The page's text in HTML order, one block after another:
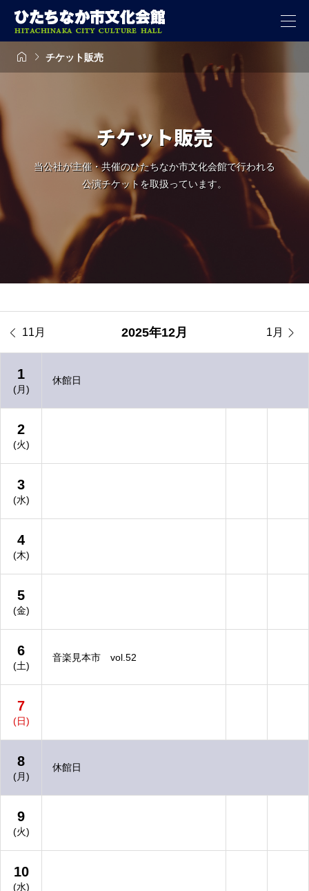
  チケット販売
チケット販売
当公社が主催・共催のひたちなか市文化会館で行われる
公演チケットを取扱っています。
 11月 2025年12月 1月 
1
(月)
休館日
2
(火)
3
(水)
4
(木)
5
(金)
6
(土)
音楽見本市 vol.52
7
(日)
8
(月)
休館日
9
(火)
10
(水)